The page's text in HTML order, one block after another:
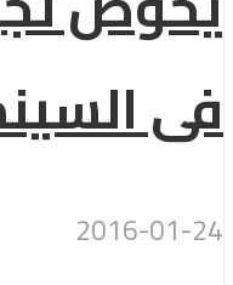
فى
2016-01-24